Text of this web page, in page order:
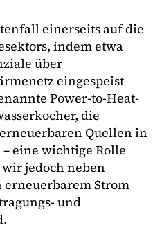
einerseits auf die
indem etwa
über
eingespeist
Power-to-Heat-
die
Quellen in
eine wichtige Rolle
jedoch neben
Strom
und